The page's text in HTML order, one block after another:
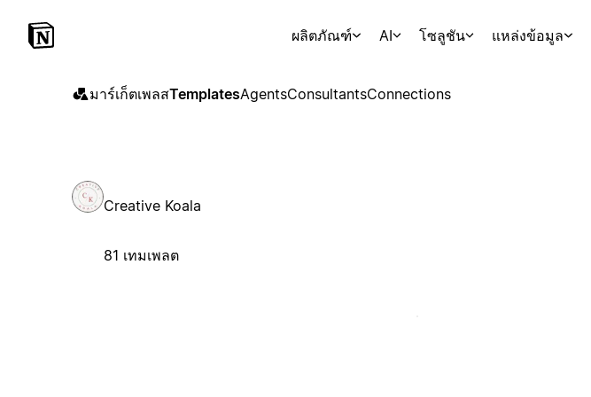
ผลิตภัณฑ์ AI โซลูชัน แหล่งข้อมูล
มาร์เก็ตเพลสTemplatesAgentsConsultantsConnections
Creative Koala
81 เทมเพลต